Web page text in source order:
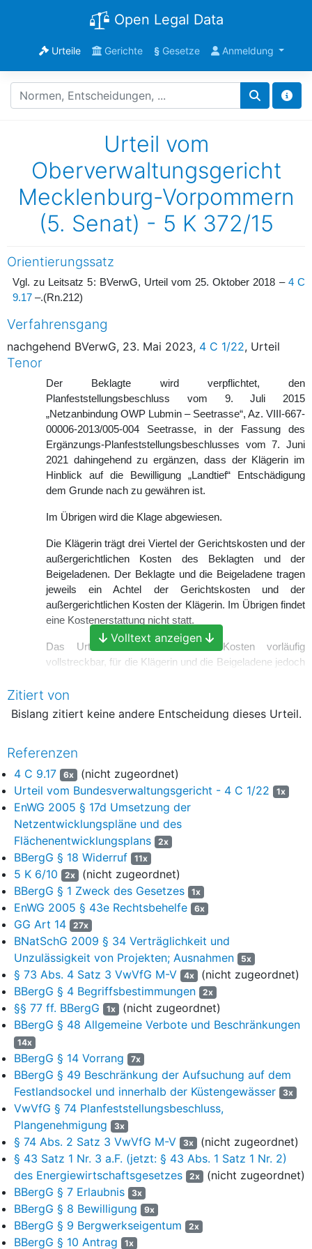
Open Legal Data
Urteile Gerichte §Gesetze Anmeldung
Urteil vom
Oberverwaltungsgericht
Mecklenburg-Vorpommern
(5. Senat) - 5 K 372/15
Orientierungssatz
Vgl. zu Leitsatz 5: BVerwG, Urteil vom 25. Oktober 2018 – 4 C
9.17 –.(Rn.212)
Verfahrensgang
nachgehend BVerwG, 23. Mai 2023, 4 C 1/22, Urteil
Tenor
Der Beklagte wird verpflichtet, den
Planfeststellungsbeschluss vom 9. Juli 2015
„Netzanbindung OWP Lubmin – Seetrasse“, Az. VIII-667-
00006-2013/005-004 Seetrasse, in der Fassung des
Ergänzungs-Planfeststellungsbeschlusses vom 7. Juni
2021 dahingehend zu ergänzen, dass der Klägerin im
Hinblick auf die Bewilligung „Landtief“ Entschädigung
dem Grunde nach zu gewähren ist.
Im Übrigen wird die Klage abgewiesen.
Die Klägerin trägt drei Viertel der Gerichtskosten und der
außergerichtlichen Kosten des Beklagten und der
Beigeladenen. Der Beklagte und die Beigeladene tragen
jeweils ein Achtel der Gerichtskosten und der
außergerichtlichen Kosten der Klägerin. Im Übrigen findet
eine Kostenerstattung nicht statt.
Das Urteil ist hinsichtlich der Kosten vorläufig
vollstreckbar, für die Klägerin und die Beigeladene jedoch
Vollstreckungsbetrages. Die Klägerin kann die
Vollstreckung des Beklagten durch Sicherheitsleistung in
Höhe des Vollstreckungsbetrages abwenden, wenn
Höhe leistet.
Die Revision wird zugelassen.
Tatbestand
1
Die Klägerin wendet sich gegen den
Planfeststellungsbeschluss des Beklagten vom 9. Juli 2015
über die Verlegung von 220-kV-Unterwasserkabeln zur
Netzanbindung der Offshore-Windpark-Cluster „Westlich
Adlergrund“ und „Arkona-See“, weil deren Trasse durch
Bereiche verläuft, an denen Bergbauberechtigungen der Klägerin
bestanden bzw. bestehen.
2
Die Beigeladene ist Vorhabenträgerin und handelt für die nach
§ 17d EnWGzur Netzanbindung von Windenergieanlagen auf
See verpflichtete Betreiberin des Übertragungsnetzes in M-V,
die F. GmbH, deren 100%ige Tochter die Beigeladene ist.
3
Gegenstand des Vorhabens ist die Verlegung von insgesamt
sechs 220 kV-Wechselstromkabelsystemen (AC-Systemen)
vom Umspannwerk Lubmin durch den Greifswalder Bodden und
das deutsche Küstenmeer bis in die deutsche Ausschließliche
Wirtschaftszone (AWZ), in der sich die beiden Offshore-
Windparks befinden. Das Gesamtvorhaben umfasst die drei
Planungsabschnitte Landtrasse, Seetrasse Küstenmeer und
Abschnitt AWZ; für alle drei Abschnitte wurden die notwendigen
Planfeststellungen erteilt. Gegenstand des hiesigen Verfahrens
ist der Planungsabschnitt Seetrasse. Dieser wird in die fünf
Trassenabschnitte Anlandung, Greifswalder Bodden,
Boddenrandschwelle, Nordostflanke Boddenrandschwelle und
Pommersche Bucht unterteilt. Im Trassenabschnitt
Nordostflanke Boddenrandschwelle verläuft die Trasse ganz
überwiegend parallel zur Nord Stream-Pipeline in nordöstlicher
Volltext anzeigen
Zitiert von
Bislang zitiert keine andere Entscheidung dieses Urteil.
Referenzen
4 C 9.17 6x (nicht zugeordnet)
Urteil vom Bundesverwaltungsgericht - 4 C 1/22
1x
EnWG 2005 § 17d Umsetzung der
Netzentwicklungspläne und des
Flächenentwicklungsplans
2x
BBergG § 18 Widerruf 11x
5 K 6/10 2x (nicht zugeordnet)
BBergG § 1 Zweck des Gesetzes
1x
EnWG 2005 § 43e Rechtsbehelfe 6x
GG Art 14 27x
BNatSchG 2009 § 34 Verträglichkeit und
Unzulässigkeit von Projekten; Ausnahmen
5x
§ 73 Abs. 4 Satz 3 VwVfG M-V 4x (nicht zugeordnet)
BBergG § 4 Begriffsbestimmungen
2x
§§ 77 ff. BBergG 1x (nicht zugeordnet)
BBergG § 48 Allgemeine Verbote und Beschränkungen
14x
BBergG § 14 Vorrang 7x
BBergG § 49 Beschränkung der Aufsuchung auf dem
Festlandsockel und innerhalb der Küstengewässer
3x
VwVfG § 74 Planfeststellungsbeschluss,
Plangenehmigung
3x
§ 74 Abs. 2 Satz 3 VwVfG M-V 3x (nicht zugeordnet)
§ 43 Satz 1 Nr. 3 a.F. (jetzt: § 43 Abs. 1 Satz 1 Nr. 2)
des Energiewirtschaftsgesetzes
2x (nicht zugeordnet)
BBergG § 7 Erlaubnis
3x
BBergG § 8 Bewilligung 9x
BBergG § 9 Bergwerkseigentum 2x
BBergG § 10 Antrag 1x